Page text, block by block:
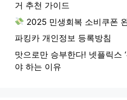
거 추천 가이드
2025 민생회복 소비쿠폰
파킹카 개인정보 등록방침
맛으로만 승부한다! 넷플릭스
야 하는 이유